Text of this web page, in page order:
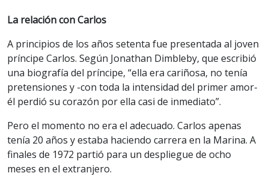
La relación con Carlos
A principios de los años setenta fue presentada al joven
príncipe Carlos. Según Jonathan Dimbleby, que escribió
una biografía del príncipe, “ella era cariñosa, no tenía
pretensiones y -con toda la intensidad del primer amor-
él perdió su corazón por ella casi de inmediato”.
Pero el momento no era el adecuado. Carlos apenas
tenía 20 años y estaba haciendo carrera en la Marina. A
finales de 1972 partió para un despliegue de ocho
meses en el extranjero.